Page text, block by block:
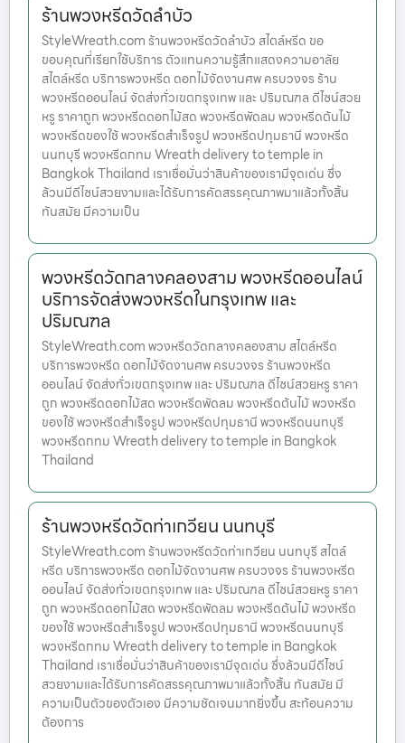
ร้านพวงหรีดวัดลำบัว
StyleWreath.com ร้านพวงหรีดวัดลำบัว สไตล์หรีด ขอ
ขอบคุณที่เรียกใช้บริการ ตัวแทนความรู้สึกแสดงความอาลัย
สไตล์หรีด บริการพวงหรีด ดอกไม้จัดงานศพ ครบวงจร ร้าน
พวงหรีดออนไลน์ จัดส่งทั่วเขตกรุงเทพ และ ปริมณฑล ดีไซน์สวย
หรู ราคาถูก พวงหรีดดอกไม้สด พวงหรีดพัดลม พวงหรีดต้นไม้
พวงหรีดของใช้ พวงหรีดสำเร็จรูป พวงหรีดปทุมธานี พวงหรีด
นนทบุรี พวงหรีดกทม Wreath delivery to temple in
Bangkok Thailand เราเชื่อมั่นว่าสินค้าของเรามีจุดเด่น ซึ่ง
ล้วนมีดีไซน์สวยงามและได้รับการคัดสรรคุณภาพมาแล้วทั้งสิ้น
ทันสมัย มีความเป็น
พวงหรีดวัดกลางคลองสาม พวงหรีดออนไลน์
บริการจัดส่งพวงหรีดในกรุงเทพ และ
ปริมณฑล
StyleWreath.com พวงหรีดวัดกลางคลองสาม สไตล์หรีด
บริการพวงหรีด ดอกไม้จัดงานศพ ครบวงจร ร้านพวงหรีด
ออนไลน์ จัดส่งทั่วเขตกรุงเทพ และ ปริมณฑล ดีไซน์สวยหรู ราคา
ถูก พวงหรีดดอกไม้สด พวงหรีดพัดลม พวงหรีดต้นไม้ พวงหรีด
ของใช้ พวงหรีดสำเร็จรูป พวงหรีดปทุมธานี พวงหรีดนนทบุรี
พวงหรีดกทม Wreath delivery to temple in Bangkok
Thailand
ร้านพวงหรีดวัดท่าเกวียน นนทบุรี
StyleWreath.com ร้านพวงหรีดวัดท่าเกวียน นนทบุรี สไตล์
หรีด บริการพวงหรีด ดอกไม้จัดงานศพ ครบวงจร ร้านพวงหรีด
ออนไลน์ จัดส่งทั่วเขตกรุงเทพ และ ปริมณฑล ดีไซน์สวยหรู ราคา
ถูก พวงหรีดดอกไม้สด พวงหรีดพัดลม พวงหรีดต้นไม้ พวงหรีด
ของใช้ พวงหรีดสำเร็จรูป พวงหรีดปทุมธานี พวงหรีดนนทบุรี
พวงหรีดกทม Wreath delivery to temple in Bangkok
Thailand เราเชื่อมั่นว่าสินค้าของเรามีจุดเด่น ซึ่งล้วนมีดีไซน์
สวยงามและได้รับการคัดสรรคุณภาพมาแล้วทั้งสิ้น ทันสมัย มี
ความเป็นตัวของตัวเอง มีความชัดเจนมากยิ่งขึ้น สะท้อนความ
ต้องการ